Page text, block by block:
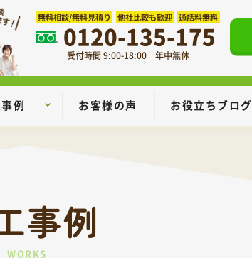
無料相談/無料見積り 他社比較も歓迎 通話料無料
0120-135-175
受付時間 9:00-18:00 年中無休
例 お客様の声 お役立ちブログ
事例
WORKS